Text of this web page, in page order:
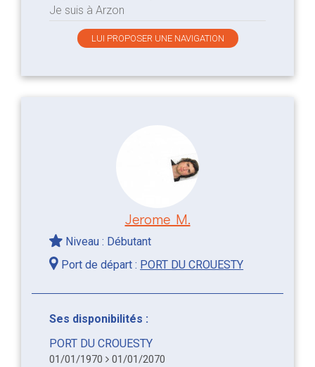
Je suis à Arzon
LUI PROPOSER UNE NAVIGATION
Jerome M.
Niveau : Débutant
Port de départ : PORT DU CROUESTY
Ses disponibilités :
PORT DU CROUESTY
01/01/1970 01/01/2070